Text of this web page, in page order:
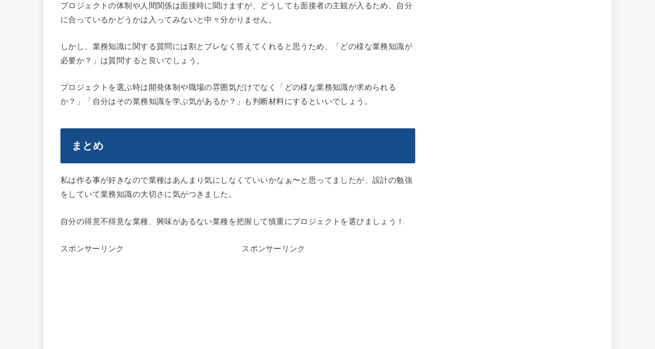
プロジェクトの体制や人間関係は面接時に聞けますが、どうしても面接者の主観が入るため、自分
に合っているかどうかは入ってみないと中々分かりません。
しかし、業務知識に関する質問には割とブレなく答えてくれると思うため、「どの様な業務知識が
必要か？」は質問すると良いでしょう。
プロジェクトを選ぶ時は開発体制や職場の雰囲気だけでなく「どの様な業務知識が求められる
か？」「自分はその業務知識を学ぶ気があるか？」も判断材料にするといいでしょう。
まとめ
私は作る事が好きなので業種はあんまり気にしなくていいかなぁ〜と思ってましたが、設計の勉強
をしていて業務知識の大切さに気がつきました。
自分の得意不得意な業種、興味があるない業種を把握して慎重にプロジェクトを選びましょう！
スポンサーリンク スポンサーリンク